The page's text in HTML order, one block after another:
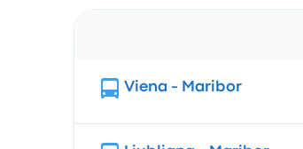
Viena - Maribor